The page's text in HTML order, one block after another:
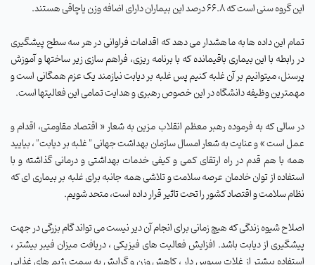
این گروه سنی است که 66.8 درصد این بیماران دارای اضافه وزن یاچاقی هستند.
تمام این داده ها به ما هشدار می دهد که اقدامات فراوانی در هر سه سطح پیشگیری
در رابطه با این بیماری باقیمانده که با برنامه ریزی، فراهم سازی زیر ساختها و آموزش
پرسنل، میتوانیم بر آن غلبه کنیم پس غلبه بر دیابت نیازمند یک عزم همگانی است و
مهمترین وظیفه دانشگاه در این خصوص رهبری و هدایت تمامی این فعالیتها است.
در سالی که به فرموده رهبر معظم انقلاب مزین به شعار « اقتصاد مقاومتی، اقدام و
عمل است » و عنایت به شعار امسال سازمان بهداشت جهانی " غلبه بر دیابت" ، بیایید
همه با هم قدم در راه ارتقای کمی و کیفی خدمات بهداشتی و درمانی گذاشته و با
استفاده از توان خادمان عرصه سلامت و تلاشی همه جانبه برای غلبه بر بیماری ای که
نظام سلامت و اقتصاد کشور را تحت تاثیر قرار داده است، متحد شویم.
اصلاح شيوه زندگی که هیچ زمانی برای انجام آن دیر نیست می تواند گام بزرگی در جهت
پیشگیری از دیابت باشد. افزایش فعالیت های فیزیکی ، دریافت میزان فیبر بیشتر ،
استفاده بیشتر از غلات سبوس دار ، کاهش وزن و گرایش به سمت رژیم های غذایی